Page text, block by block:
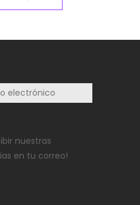
nuestras
en tu correo!